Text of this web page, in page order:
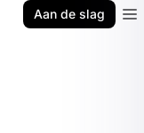
Aan de slag